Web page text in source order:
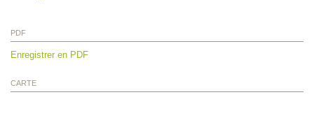
PDF
Enregistrer en PDF
CARTE